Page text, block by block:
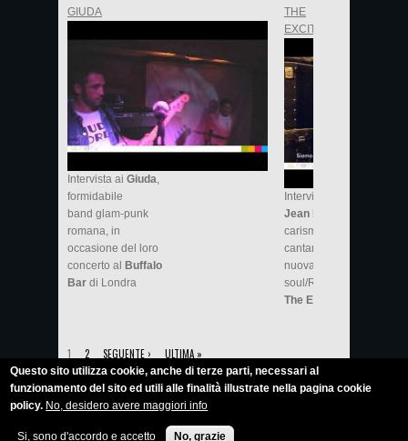
GIUDA
Intervista ai Giuda,
formidabile
band glam-punk
romana, in
occasione del loro
concerto al Buffalo
Bar di Londra
THE
EXCITEMENTS
Intervista a
Jean Davis
carismatica
cantante della
nuova sensazione
soul/R&B europea:
The Excitements
1 2 SEGUENTE › ULTIMA »
Questo sito utilizza cookie, anche di terze parti, necessari al
funzionamento del sito ed utili alle finalità illustrate nella pagina cookie
policy. No, desidero avere maggiori info
Si, sono d'accordo e accetto No, grazie